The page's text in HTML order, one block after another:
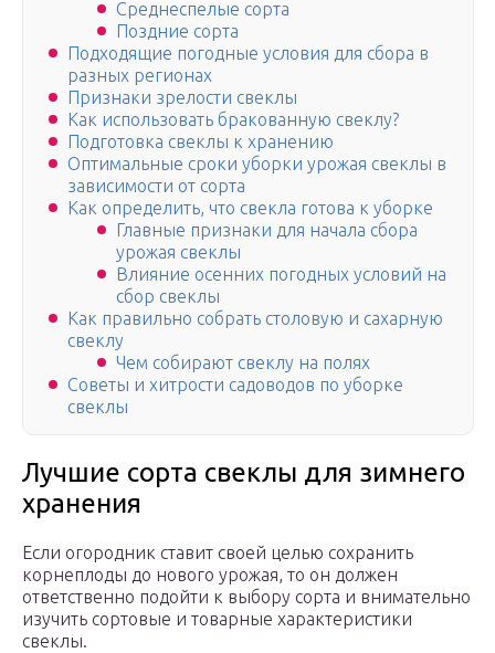
Среднеспелые сорта
Поздние сорта
Подходящие погодные условия для сбора в
разных регионах
Признаки зрелости свеклы
Как использовать бракованную свеклу?
Подготовка свеклы к хранению
Оптимальные сроки уборки урожая свеклы в
зависимости от сорта
Как определить, что свекла готова к уборке
Главные признаки для начала сбора
урожая свеклы
Влияние осенних погодных условий на
сбор свеклы
Как правильно собрать столовую и сахарную
свеклу
Чем собирают свеклу на полях
Советы и хитрости садоводов по уборке
свеклы
Лучшие сорта свеклы для зимнего
хранения
Если огородник ставит своей целью сохранить
корнеплоды до нового урожая, то он должен
ответственно подойти к выбору сорта и внимательно
изучить сортовые и товарные характеристики
свеклы.